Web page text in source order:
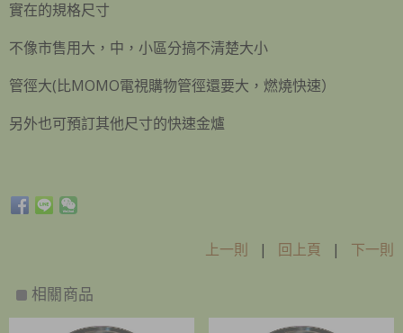
實在的規格尺寸
不像市售用大，中，小區分搞不清楚大小
管徑大(比MOMO電視購物管徑還要大，燃燒快速）
另外也可預訂其他尺寸的快速金爐
上一則 | 回上頁 | 下一則
相關商品